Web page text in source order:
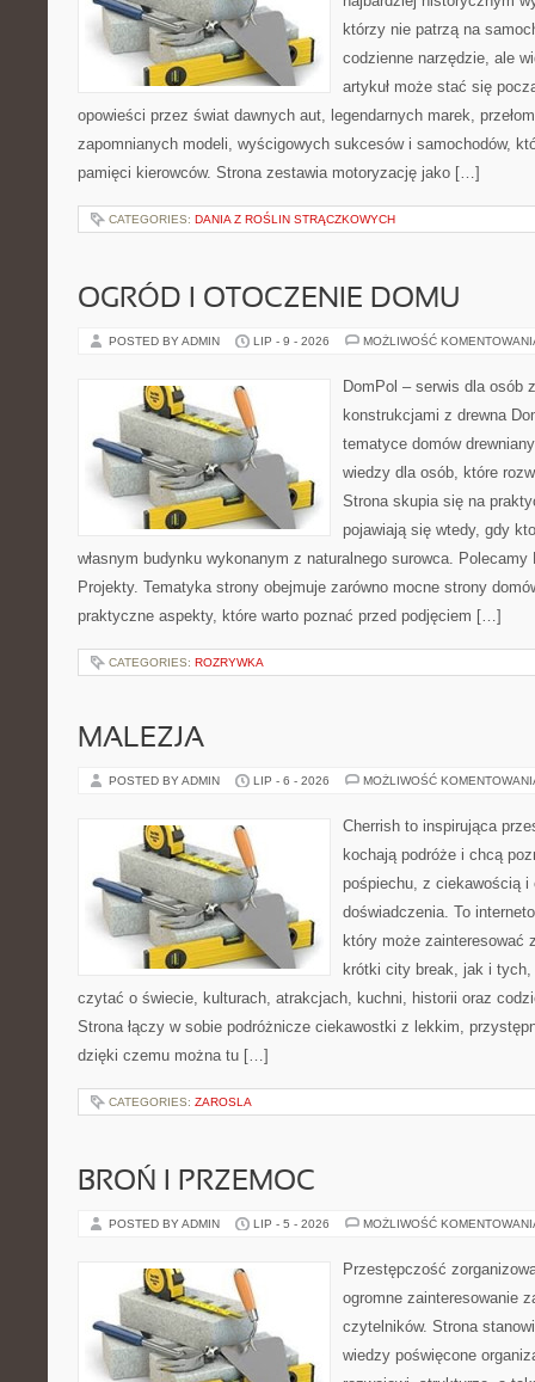
którzy nie patrzą na
codzienne narzędzie, ale
artykuł może stać się
opowieści przez świat dawnych aut, legendarnych marek,
zapomnianych modeli, wyścigowych sukcesów i samochodów,
pamięci kierowców. Strona zestawia motoryzację jako […]
CATEGORIES: DANIA Z ROŚLIN STRĄCZKOWYCH
OGRÓD I OTOCZENIE DOMU
POSTED BY ADMIN LIP - 9 - 2026 MOŻLIWOŚĆ
DomPol – serwis dla osób
konstrukcjami z drewna
tematyce domów
wiedzy dla osób, które
Strona skupia się na
pojawiają się wtedy, gdy
własnym budynku wykonanym z naturalnego surowca.
Projekty. Tematyka strony obejmuje zarówno mocne strony
praktyczne aspekty, które warto poznać przed podjęciem […]
CATEGORIES: ROZRYWKA
MALEZJA
POSTED BY ADMIN LIP - 6 - 2026 MOŻLIWOŚĆ
Cherrish to inspirująca
kochają podróże i chcą
pośpiechu, z ciekawością i
doświadczenia. To
który może zainteresować
krótki city break, jak i
czytać o świecie, kulturach, atrakcjach, kuchni, historii oraz
Strona łączy w sobie podróżnicze ciekawostki z lekkim,
dzięki czemu można tu […]
CATEGORIES: ZAROSLA
BROŃ I PRZEMOC
POSTED BY ADMIN LIP - 5 - 2026 MOŻLIWOŚĆ
Przestępczość
ogromne zainteresowanie
czytelników. Strona
wiedzy poświęcone